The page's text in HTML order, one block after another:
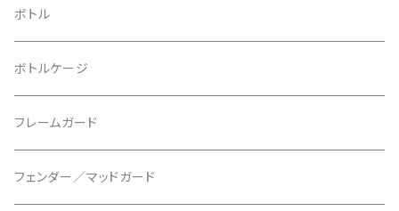
BURGTEC/バーグテック
BUSCH＋MULLER/ブッシュ＆ミュラー
CAMELBAK/キャメルバッグ
CERAMIC SPEED/セラミックスピード
ブレーキローター
ブレーキパッド
ディレーラーハンガー
トップキャップ
ベル
ボトムブラケット
フラットペダル
クリート
700c
29" / 27.5"
〜26"
タイヤインサート
ボトル
ボトルケージ
フレームガード
フェンダー／マッドガード